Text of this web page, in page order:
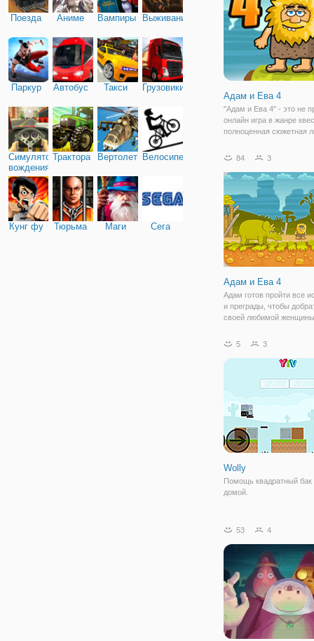
Поезда Аниме Вампиры Выживание
Паркур Автобус Такси Грузовики
Симулятор
вождения
Трактора ВертолетыВелосипед
Кунг фу Тюрьма Маги Сега
Адам и Ева 4
"Адам и Ева 4" - это не
онлайн игра в жанре
полноценная сюжетная
на которую не жалко
увлекательных
которыми
84 3
Адам и Ева 4
Адам готов пройти все
и преграды, чтобы
своей любимой
сами увидите и
представляет собой
5 3
Wolly
Помощь квадратный бак
домой.
53 4